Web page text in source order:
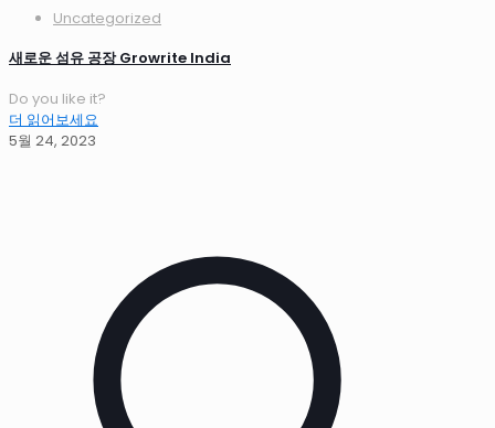
Uncategorized
새로운 섬유 공장 Growrite India
Do you like it?
더 읽어보세요
5월 24, 2023